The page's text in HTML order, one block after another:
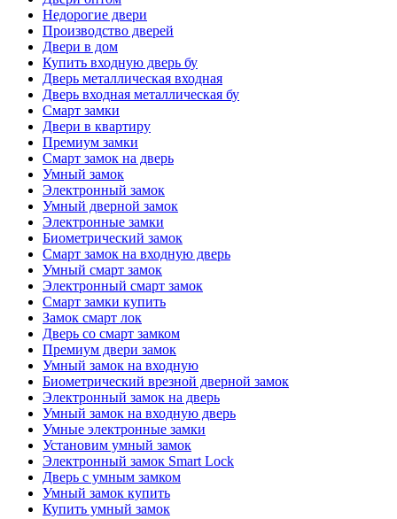
Недорогие двери
Производство дверей
Двери в дом
Купить входную дверь бу
Дверь металлическая входная
Дверь входная металлическая бу
Смарт замки
Двери в квартиру
Премиум замки
Смарт замок на дверь
Умный замок
Электронный замок
Умный дверной замок
Электронные замки
Биометрический замок
Смарт замок на входную дверь
Умный смарт замок
Электронный смарт замок
Смарт замки купить
Замок смарт лок
Дверь со смарт замком
Премиум двери замок
Умный замок на входную
Биометрический врезной дверной замок
Электронный замок на дверь
Умный замок на входную дверь
Умные электронные замки
Установим умный замок
Электронный замок Smart Lock
Дверь с умным замком
Умный замок купить
Купить умный замок